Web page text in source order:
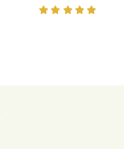
bezlepkový